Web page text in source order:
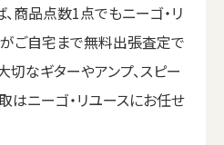
商品点数1点でもニーゴ・リ
ご自宅まで無料出張査定で
切なギターやアンプ、スピー
はニーゴ・リユースにお任せ